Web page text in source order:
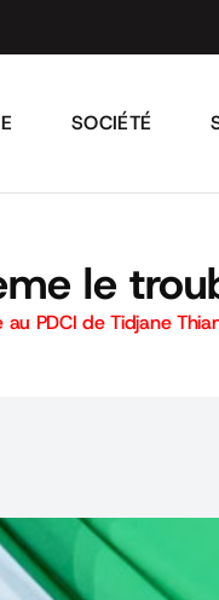
SOCIÉTÉ
le
PDCI de Tidjane